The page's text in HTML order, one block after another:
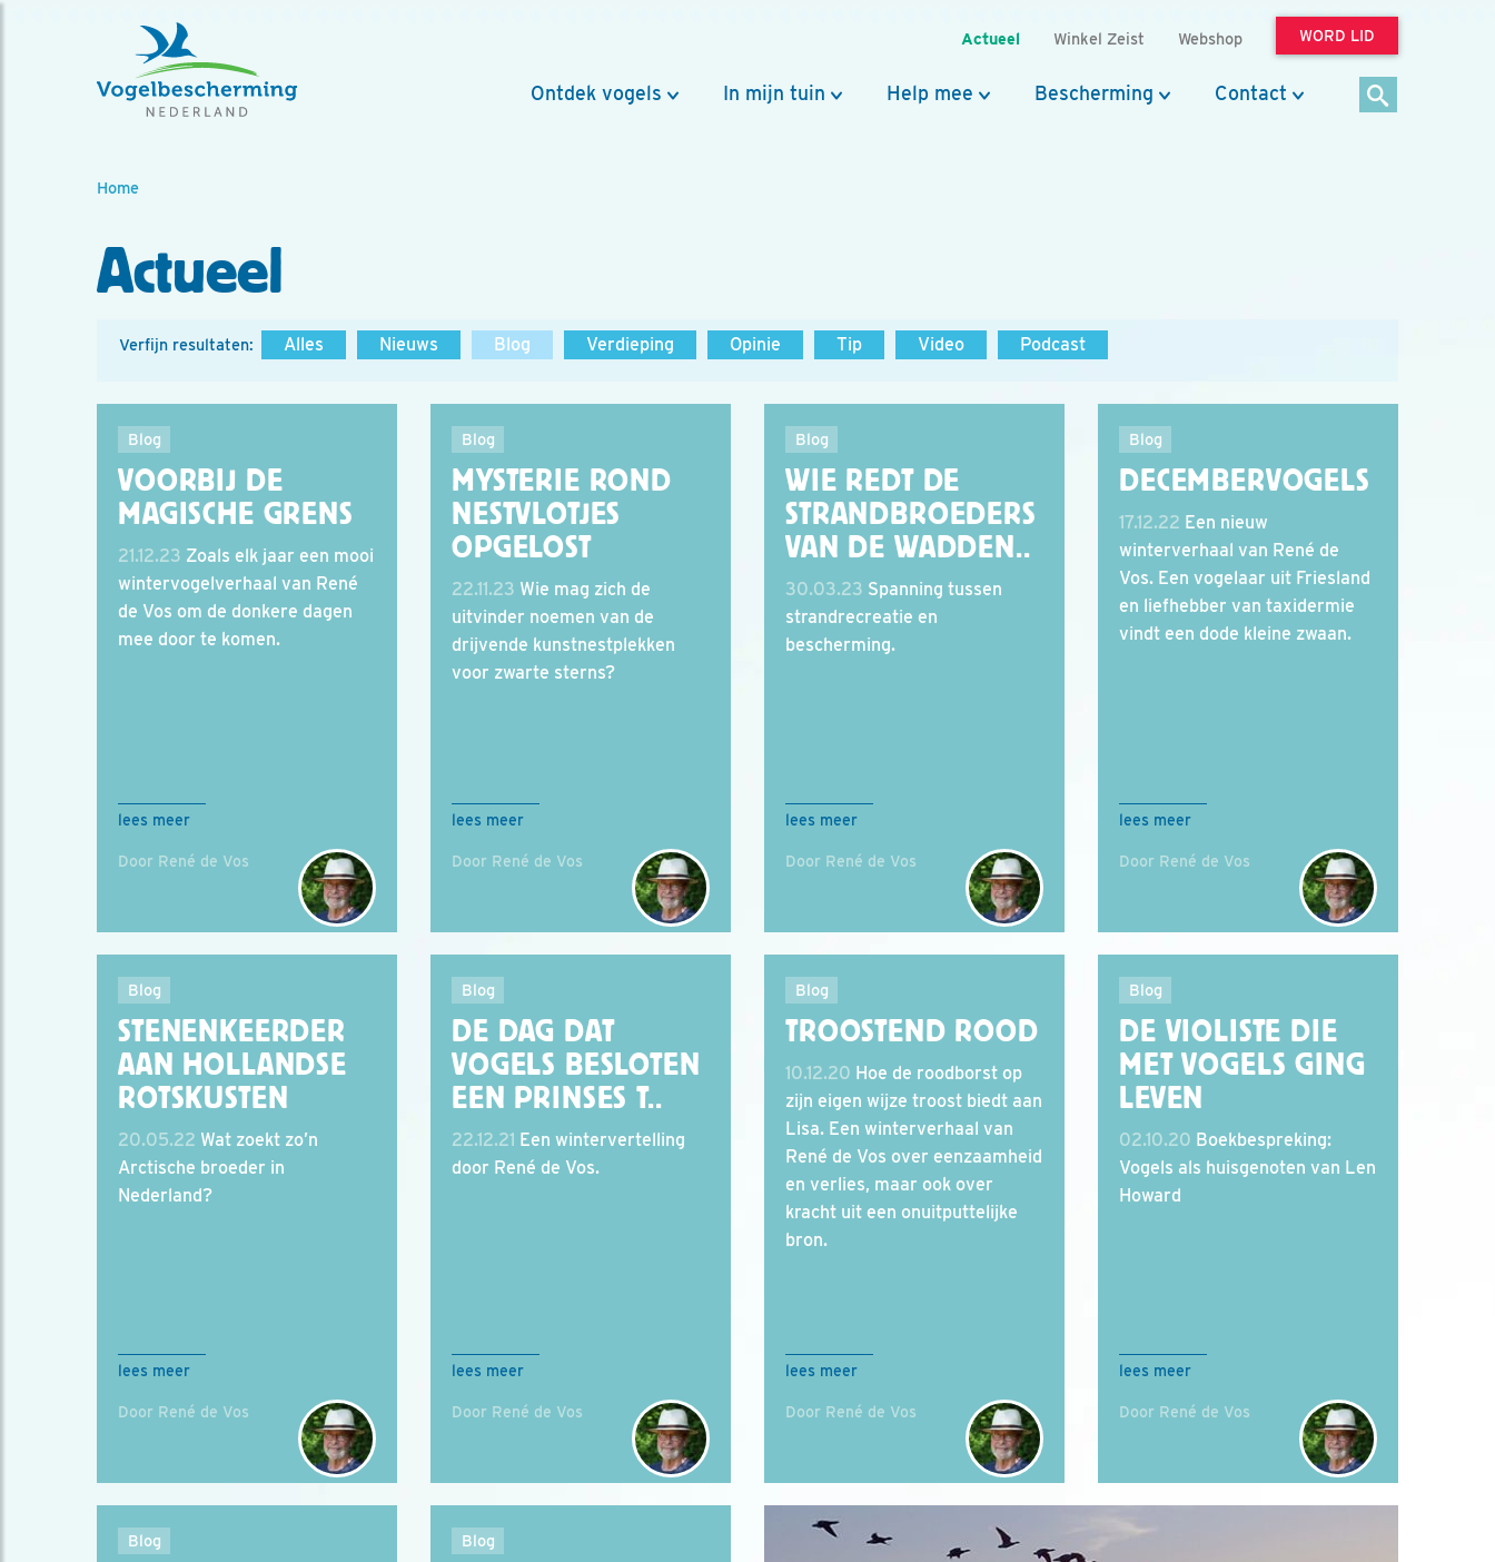
Actueel Winkel Zeist Webshop WORD LID
Ontdek vogels In mijn tuin Help mee Bescherming Contact
Home
Actueel
Verfijn resultaten: Alles Nieuws Blog Verdieping Opinie Tip Video Podcast
Blog
VOORBIJ DE
MAGISCHE GRENS
21.12.23 Zoals elk jaar een mooi
wintervogelverhaal van René
de Vos om de donkere dagen
mee door te komen.
lees meer
Door René de Vos
Blog
MYSTERIE ROND
NESTVLOTJES
OPGELOST
22.11.23 Wie mag zich de
uitvinder noemen van de
drijvende kunstnestplekken
voor zwarte sterns?
lees meer
Door René de Vos
Blog
WIE REDT DE
STRANDBROEDERS
VAN DE WADDEN..
30.03.23 Spanning tussen
strandrecreatie en
bescherming.
lees meer
Door René de Vos
Blog
DECEMBERVOGELS
17.12.22 Een nieuw
winterverhaal van René de
Vos. Een vogelaar uit Friesland
en liefhebber van taxidermie
vindt een dode kleine zwaan.
lees meer
Door René de Vos
Blog
STENENKEERDER
AAN HOLLANDSE
ROTSKUSTEN
20.05.22 Wat zoekt zo’n
Arctische broeder in
Nederland?
lees meer
Door René de Vos
Blog
DE DAG DAT
VOGELS BESLOTEN
EEN PRINSES T..
22.12.21 Een wintervertelling
door René de Vos.
lees meer
Door René de Vos
Blog
TROOSTEND ROOD
10.12.20 Hoe de roodborst op
zijn eigen wijze troost biedt aan
Lisa. Een winterverhaal van
René de Vos over eenzaamheid
en verlies, maar ook over
kracht uit een onuitputtelijke
bron.
lees meer
Door René de Vos
Blog
DE VIOLISTE DIE
MET VOGELS GING
LEVEN
02.10.20 Boekbespreking:
Vogels als huisgenoten van Len
Howard
lees meer
Door René de Vos
Blog Blog